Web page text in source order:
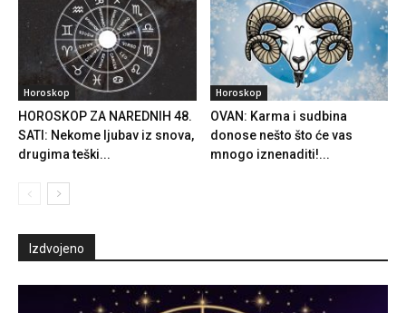
Horoskop
HOROSKOP ZA NAREDNIH 48.
SATI: Nekome ljubav iz snova,
drugima teški...
Horoskop
OVAN: Karma i sudbina
donose nešto što će vas
mnogo iznenaditi!...
Izdvojeno